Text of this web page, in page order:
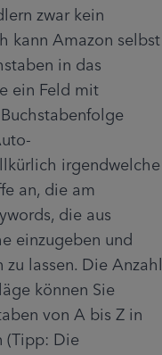
zwar kein
kann Amazon selbst
in das
ein Feld mit
irgendwelche
an, die am
die aus
einzugeben und
lassen. Die Anzahl
können Sie
von A bis Z in
(Tipp: Die